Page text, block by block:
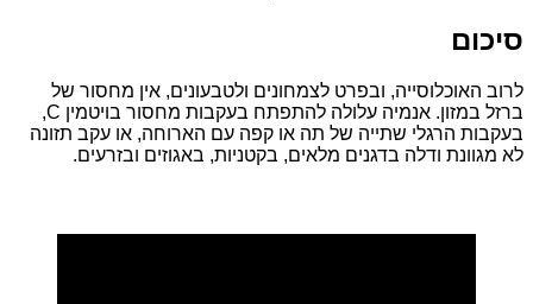
סיכום
לרוב האוכלוסייה, ובפרט לצמחונים ולטבעונים, אין מחסור של
ברזל במזון. אנמיה עלולה להתפתח בעקבות מחסור בויטמין C,
בעקבות הרגלי שתייה של תה או קפה עם הארוחה, או עקב תזונה
לא מגוונת ודלה בדגנים מלאים, בקטניות, באגוזים ובזרעים.